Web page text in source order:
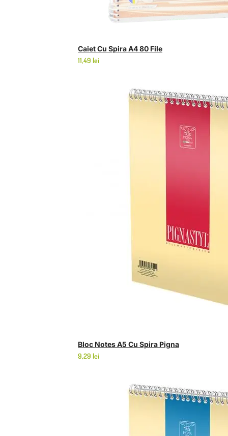
Caiet Cu Spira A4 80 File
11,49 lei
Bloc Notes A5 Cu Spira Pigna
9,29 lei